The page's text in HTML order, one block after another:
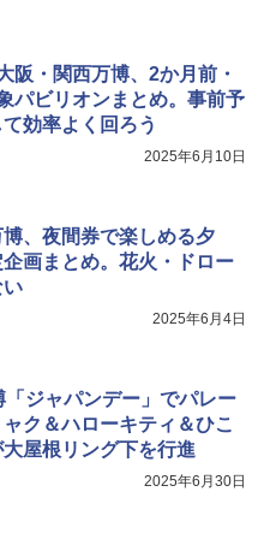
阪・関西万博、2か月前・
パビリオンまとめ。事前予
効率よく回ろう
2025年6月10日
、夜間券で楽しめる夕
画まとめ。花火・ドロー
い
2025年6月4日
ジャパンデー」でパレー
ャク＆ハローキティ＆ひこ
屋根リング下を行進
2025年6月30日